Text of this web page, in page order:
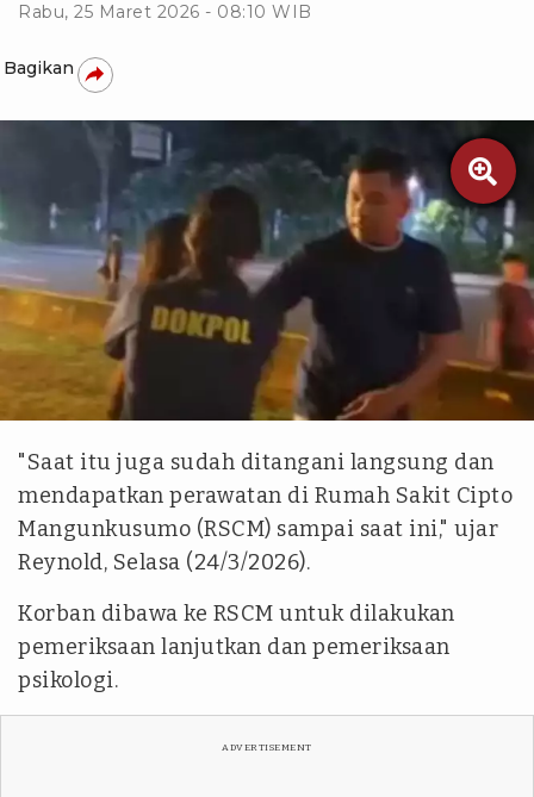
Rabu, 25 Maret 2026 - 08:10 WIB
Bagikan

Tangkapan layar
"Saat itu juga sudah ditangani langsung dan
mendapatkan perawatan di Rumah Sakit Cipto
Mangunkusumo (RSCM) sampai saat ini," ujar
Reynold, Selasa (24/3/2026).
Korban dibawa ke RSCM untuk dilakukan
pemeriksaan lanjutkan dan pemeriksaan
psikologi.
ADVERTISEMENT